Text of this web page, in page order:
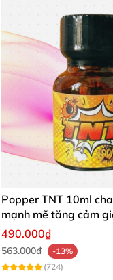
Popper TNT 10ml
mạnh mẽ tăng cảm
490.000₫
563.000₫
-13%
(724)